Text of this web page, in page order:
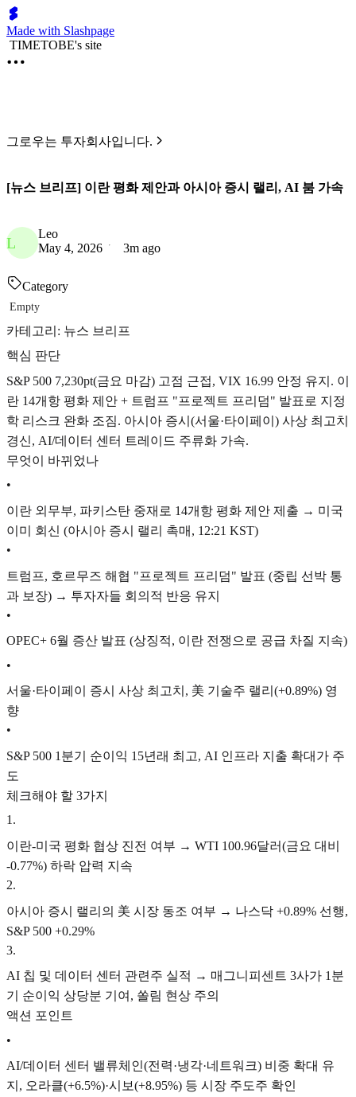
Made with Slashpage
TIMETOBE's site
그로우는 투자회사입니다.
[뉴스 브리프] 이란 평화 제안과 아시아 증시 랠리, AI 붐 가속
L
Leo
May 4, 2026
3m ago
Category
Empty
카테고리: 뉴스 브리프
핵심 판단
S&P 500 7,230pt(금요 마감) 고점 근접, VIX 16.99 안정 유지. 이
란 14개항 평화 제안 + 트럼프 "프로젝트 프리덤" 발표로 지정
학 리스크 완화 조짐. 아시아 증시(서울·타이페이) 사상 최고치
경신, AI/데이터 센터 트레이드 주류화 가속.
무엇이 바뀌었나
•
이란 외무부, 파키스탄 중재로 14개항 평화 제안 제출 → 미국
이미 회신 (아시아 증시 랠리 촉매, 12:21 KST)
•
트럼프, 호르무즈 해협 "프로젝트 프리덤" 발표 (중립 선박 통
과 보장) → 투자자들 회의적 반응 유지
•
OPEC+ 6월 증산 발표 (상징적, 이란 전쟁으로 공급 차질 지속)
•
서울·타이페이 증시 사상 최고치, 美 기술주 랠리(+0.89%) 영
향
•
S&P 500 1분기 순이익 15년래 최고, AI 인프라 지출 확대가 주
도
체크해야 할 3가지
1.
이란-미국 평화 협상 진전 여부 → WTI 100.96달러(금요 대비
-0.77%) 하락 압력 지속
2.
아시아 증시 랠리의 美 시장 동조 여부 → 나스닥 +0.89% 선행,
S&P 500 +0.29%
3.
AI 칩 및 데이터 센터 관련주 실적 → 매그니피센트 3사가 1분
기 순이익 상당분 기여, 쏠림 현상 주의
액션 포인트
•
AI/데이터 센터 밸류체인(전력·냉각·네트워크) 비중 확대 유
지, 오라클(+6.5%)·시보(+8.95%) 등 시장 주도주 확인